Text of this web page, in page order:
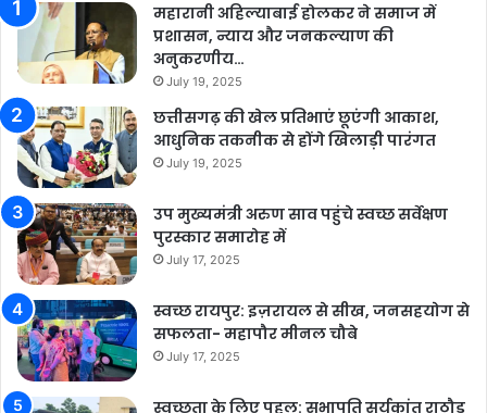
महारानी अहिल्याबाई होलकर ने समाज में
प्रशासन, न्याय और जनकल्याण की
अनुकरणीय…
July 19, 2025
छत्तीसगढ़ की खेल प्रतिभाएं छूएंगी आकाश,
आधुनिक तकनीक से होंगे खिलाड़ी पारंगत
July 19, 2025
उप मुख्यमंत्री अरुण साव पहुंचे स्वच्छ सर्वेक्षण
पुरस्कार समारोह में
July 17, 2025
स्वच्छ रायपुर: इज़रायल से सीख, जनसहयोग से
सफलता- महापौर मीनल चौबे
July 17, 2025
स्वच्छता के लिए पहल: सभापति सूर्यकांत राठौड़